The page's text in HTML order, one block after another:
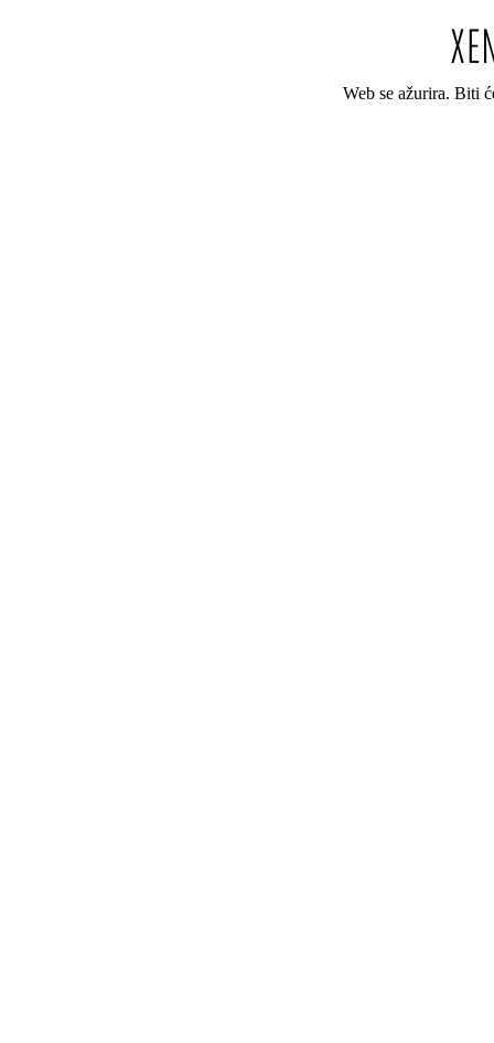
Web se ažurira. Biti